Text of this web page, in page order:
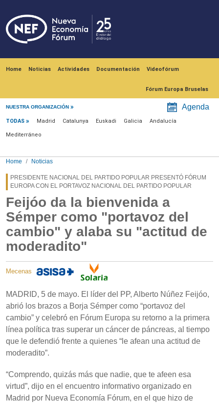
Home Noticias Actividades Documentación Videofórum
Fórum Europa Bruselas
NUESTRA ORGANIZACIÓN Agenda
Menú noticias
TODAS Madrid Catalunya Euskadi Galicia Andalucía
Mediterráneo
Home Noticias
PRESIDENTE NACIONAL DEL PARTIDO POPULAR PRESENTÓ FÓRUM
EUROPA CON EL PORTAVOZ NACIONAL DEL PARTIDO POPULAR
Feijóo da la bienvenida a
Sémper como "portavoz del
cambio" y alaba su "actitud de
moderadito"
Mecenas
MADRID, 5 de mayo. El líder del PP, Alberto Núñez Feijóo,
abrió los brazos a Borja Sémper como “portavoz del
cambio” y celebró en Fórum Europa su retorno a la primera
línea política tras superar un cáncer de páncreas, al tiempo
que le defendió frente a quienes “le afean una actitud de
moderadito”.
“Comprendo, quizás más que nadie, que te afeen esa
virtud”, dijo en el encuentro informativo organizado en
Madrid por Nueva Economía Fórum, en el que hizo de